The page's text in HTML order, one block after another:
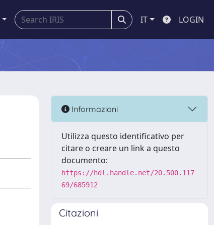
IT LOGIN
Informazioni
Utilizza questo identificativo per
citare o creare un link a questo
documento:
https://hdl.handle.net/20.500.117
69/685912
Citazioni